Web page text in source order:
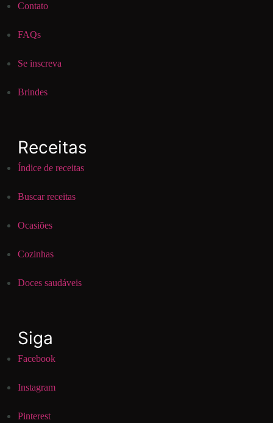
Contato
FAQs
Se inscreva
Brindes
Receitas
Índice de receitas
Buscar receitas
Ocasiões
Cozinhas
Doces saudáveis
Siga
Facebook
Instagram
Pinterest